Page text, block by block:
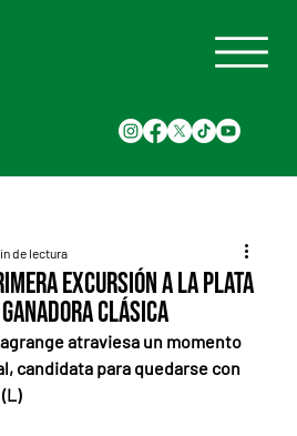
excursión a La Plata
ganadora clásica
de lectura
atraviesa un momento
candidata para quedarse con